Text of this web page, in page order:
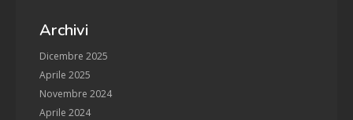
Archivi
Dicembre 2025
Aprile 2025
Novembre 2024
Aprile 2024